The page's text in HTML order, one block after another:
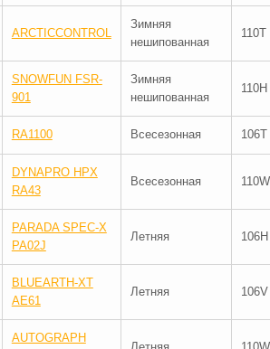
ARCTICCONTROL
Зимняя
нешипованная
110T
SNOWFUN FSR-
901
Зимняя
нешипованная
110H
RA1100 Всесезонная 106T
DYNAPRO HPX
RA43
Всесезонная 110W
PARADA SPEC-X
PA02J
Летняя 106H
BLUEARTH-XT
AE61
Летняя 106V
AUTOGRAPH